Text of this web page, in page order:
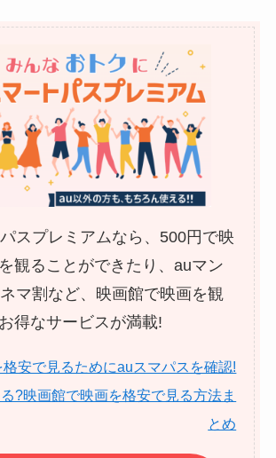
スプレミアムなら、500円で映
観ることができたり、auマン
マ割など、映画館で映画を観
得なサービスが満載!
格安で見るためにauスマパスを確認!
?映画館で映画を格安で見る方法ま
とめ